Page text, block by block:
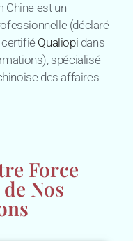
Chine est un
(déclaré
certifié Qualiopi dans
spécialisé
des affaires
Force
Nos